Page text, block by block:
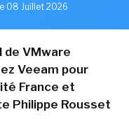
08 Juillet 2026
VMware
Veeam pour
France et
Philippe Rousset